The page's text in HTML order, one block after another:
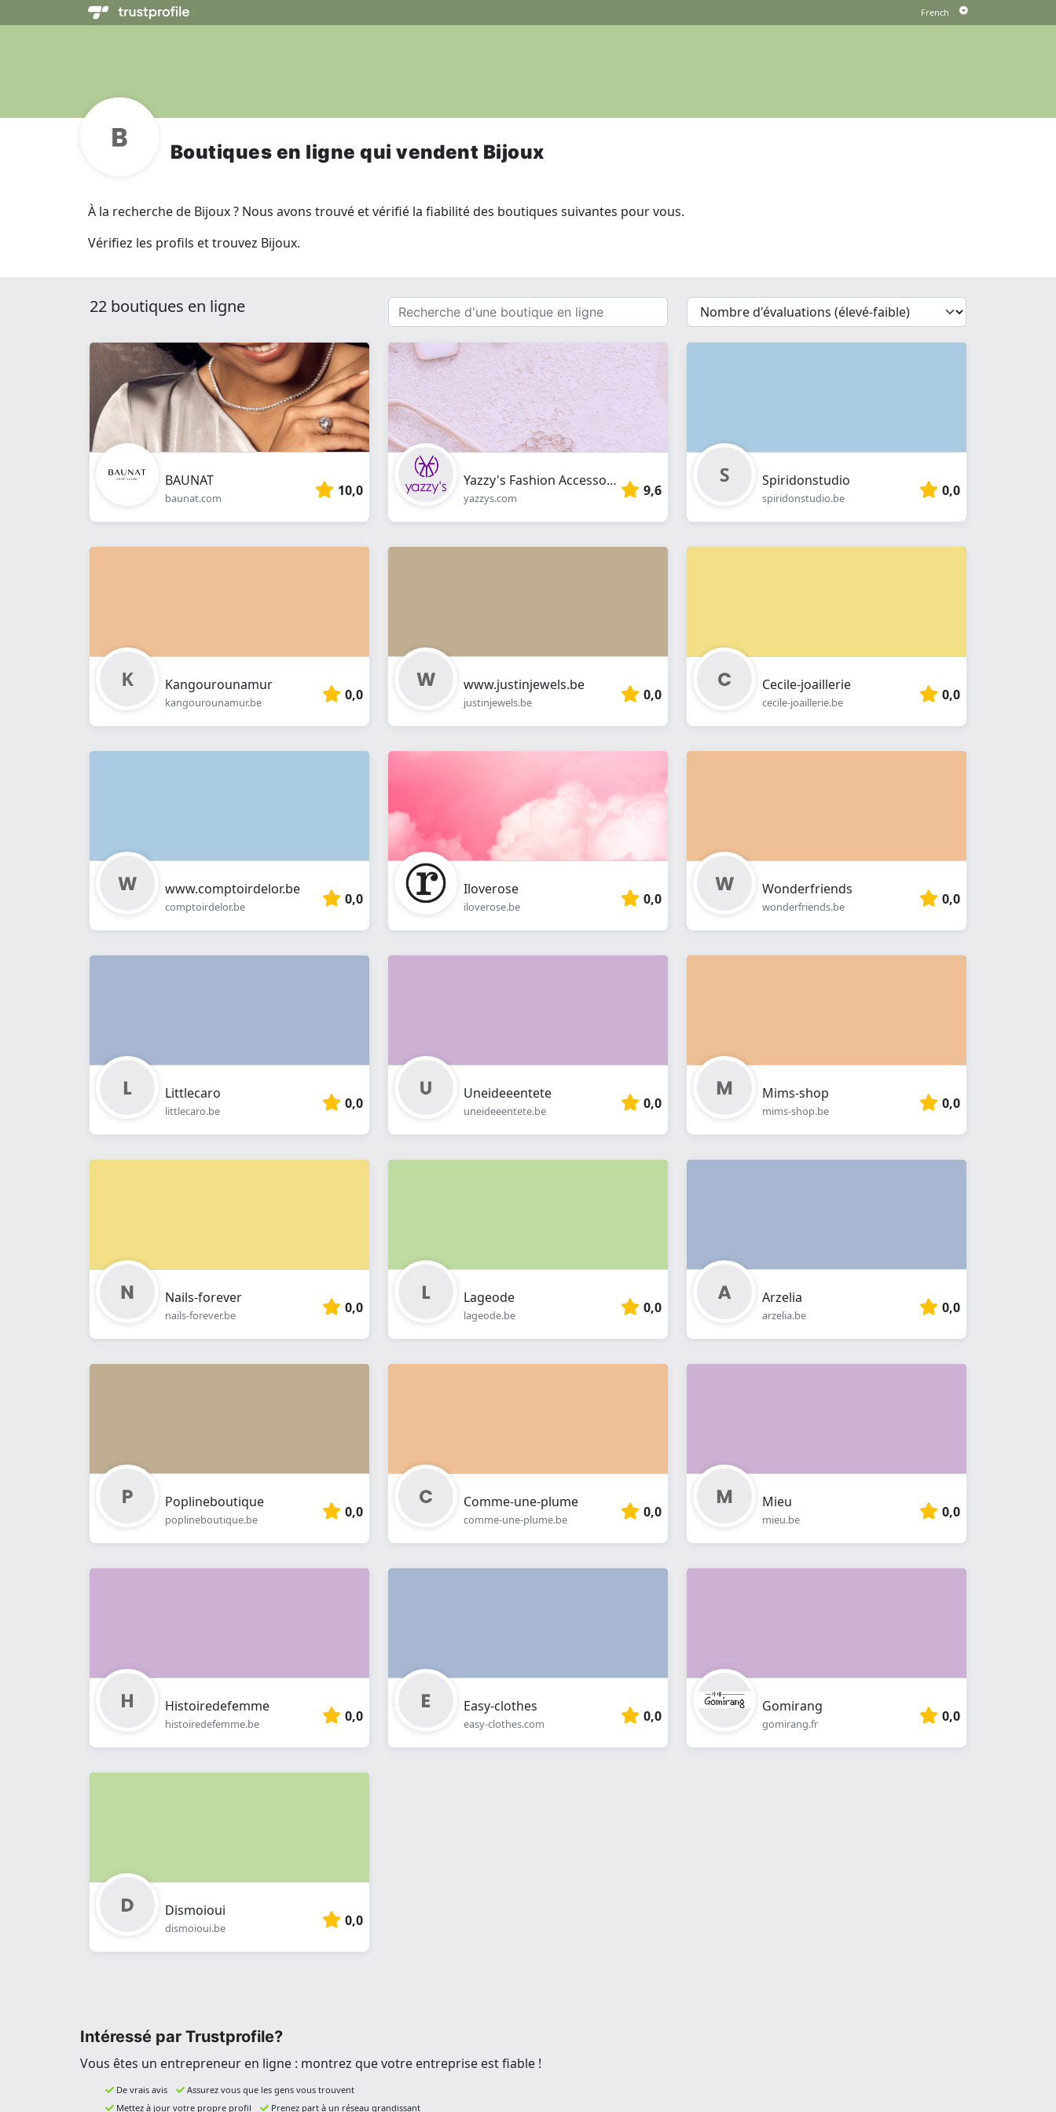
Boutiques en ligne qui vendent Bijoux
À la recherche de Bijoux ? Nous avons trouvé et vérifié la fiabilité des boutiques suivantes pour vous.
Vérifiez les profils et trouvez Bijoux.
22 boutiques en ligne
Recherche
d'une
boutique
en
ligne
{{
__('Sort')
}}
BAUNAT
baunat.com 10,0
Yazzy's Fashion Accessories
yazzys.com 9,6
Spiridonstudio
spiridonstudio.be 0,0
Kangourounamur
kangourounamur.be 0,0
www.justinjewels.be
justinjewels.be 0,0
Cecile-joaillerie
cecile-joaillerie.be 0,0
www.comptoirdelor.be
comptoirdelor.be 0,0
Iloverose
iloverose.be 0,0
Wonderfriends
wonderfriends.be 0,0
Littlecaro
littlecaro.be 0,0
Uneideeentete
uneideeentete.be 0,0
Mims-shop
mims-shop.be 0,0
Nails-forever
nails-forever.be 0,0
Lageode
lageode.be 0,0
Arzelia
arzelia.be 0,0
Poplineboutique
poplineboutique.be 0,0
Comme-une-plume
comme-une-plume.be 0,0
Mieu
mieu.be 0,0
Histoiredefemme
histoiredefemme.be 0,0
Easy-clothes
easy-clothes.com 0,0
Gomirang
gomirang.fr 0,0
Dismoioui
dismoioui.be 0,0
Intéressé par Trustprofile?
Vous êtes un entrepreneur en ligne : montrez que votre entreprise est fiable !
De vrais avis
Assurez vous que les gens vous trouvent
Mettez à jour votre propre profil
Prenez part à un réseau grandissant